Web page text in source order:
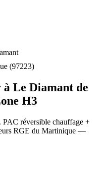
(97223)
à Le Diamant de
H3
PAC réversible chauffage +
RGE du Martinique —